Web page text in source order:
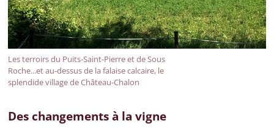
Les terroirs du Puits-Saint-Pierre et de Sous
Roche...et au-dessus de la falaise calcaire, le
splendide village de Château-Chalon
Des changements à la vigne